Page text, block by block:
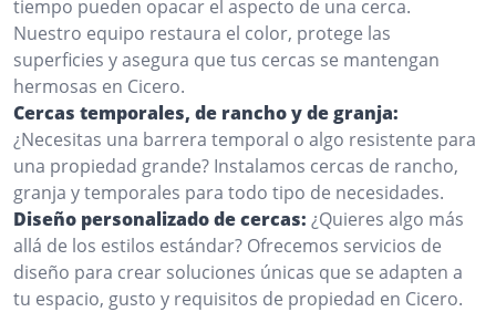
tiempo pueden opacar el aspecto de una cerca.
Nuestro equipo restaura el color, protege las
superficies y asegura que tus cercas se mantengan
hermosas en Cicero.
Cercas temporales, de rancho y de granja:
¿Necesitas una barrera temporal o algo resistente para
una propiedad grande? Instalamos cercas de rancho,
granja y temporales para todo tipo de necesidades.
Diseño personalizado de cercas: ¿Quieres algo más
allá de los estilos estándar? Ofrecemos servicios de
diseño para crear soluciones únicas que se adapten a
tu espacio, gusto y requisitos de propiedad en Cicero.